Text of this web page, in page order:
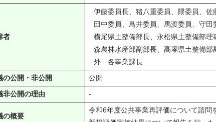
者
伊藤委員長、猪八重委員、隈委員、佐
田中委員、鳥井委員、馬渡委員、守田
横尾県土整備部長、永松県土整備部理
森農林水産部副部長、髙塚県土整備部
外 各事業課長
の公開・非公開
公開
非公開の理由
-
の概要
令和6年度公共事業再評価について諮問